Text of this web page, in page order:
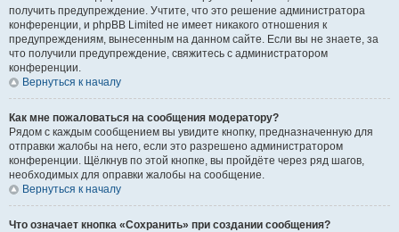
получить предупреждение. Учтите, что это решение администратора
конференции, и phpBB Limited не имеет никакого отношения к
предупреждениям, вынесенным на данном сайте. Если вы не знаете, за
что получили предупреждение, свяжитесь с администратором
конференции.
Вернуться к началу
Как мне пожаловаться на сообщения модератору?
Рядом с каждым сообщением вы увидите кнопку, предназначенную для
отправки жалобы на него, если это разрешено администратором
конференции. Щёлкнув по этой кнопке, вы пройдёте через ряд шагов,
необходимых для оправки жалобы на сообщение.
Вернуться к началу
Что означает кнопка «Сохранить» при создании сообщения?